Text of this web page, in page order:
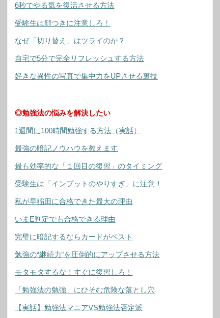
6秒でやる気を復活させる方法
受験生は顔つきに注意しろ！
なぜ「切り替え」はツライのか？
自宅で5分で完全リフレッシュする方法
好きな異性の写真で集中力をUPさせる裏技
◎勉強法の悩みを解決したい
1週間に100時間勉強する方法（実話）
最強の暗記ノウハウを教えます
最も効率的な「１回目の復習」のタイミング
受験生は「インプットのやりすぎ」に注意！
私が早稲田に合格できた最大の理由
いまE判定でも合格できる理由
完璧に暗記するならカードがベスト
勉強の“継続力”を圧倒的にアップさせる方法
モタモタするな！すぐに復習しろ！
「勉強法の勉強」にひそむ危険な落とし穴
【実話】勉強法マニアVS勉強法否定派